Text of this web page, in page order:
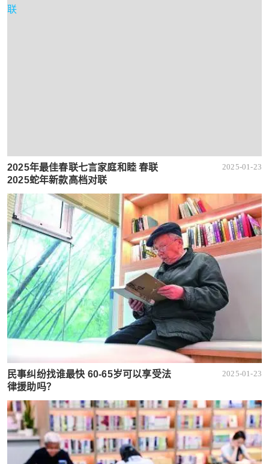
2025年最佳春联七言家庭和睦 春联
2025蛇年新款高档对联
2025-01-23
民事纠纷找谁最快 60-65岁可以享受法
律援助吗？
2025-01-23